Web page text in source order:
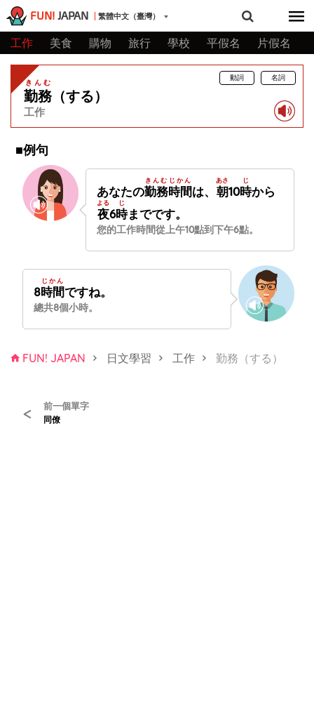
FUN! JAPAN 繁體中文（臺灣）
工作 美食 購物 旅行 學校 平假名 片假名
勤務
きんむ
（する）
工作
名詞
動詞
■例句
あなたの勤務
きんむ
時間
じかん
は、 朝
あさ
10時
じ
から
夜
よる
6時
じ
までです。
您的工作時間從上午10點到下午6點。
8時間
じかん
ですね。
總共8個小時。
FUN! JAPAN 日文學習 工作 勤務（する）
< 前一個單字
同僚